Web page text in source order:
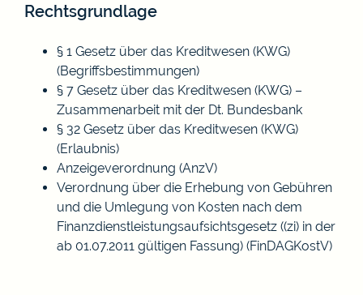
Rechtsgrundlage
§ 1 Gesetz über das Kreditwesen (KWG)
(Begriffsbestimmungen)
§ 7 Gesetz über das Kreditwesen (KWG) –
Zusammenarbeit mit der Dt. Bundesbank
§ 32 Gesetz über das Kreditwesen (KWG)
(Erlaubnis)
Anzeigeverordnung (AnzV)
Verordnung über die Erhebung von Gebühren
und die Umlegung von Kosten nach dem
Finanzdienstleistungsaufsichtsgesetz ((zi) in der
ab 01.07.2011 gültigen Fassung) (FinDAGKostV)